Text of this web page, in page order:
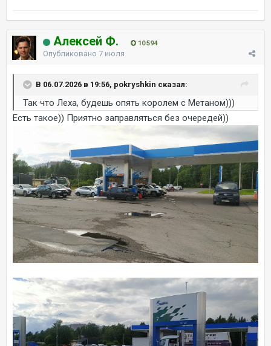
Алексей Ф. 10 594
Опубликовано 7 июля
В 06.07.2026 в 19:56, pokryshkin сказал:
Так что Леха, будешь опять королем с Метаном)))
Есть такое)) Приятно заправляться без очередей))